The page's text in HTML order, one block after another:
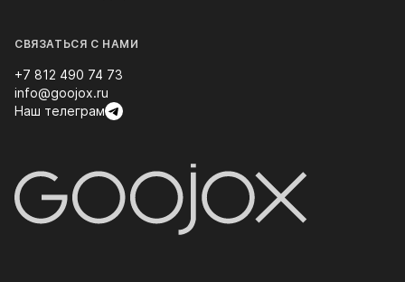
СВЯЗАТЬСЯ С НАМИ
+7 812 490 74 73
info@goojox.ru
Наш телеграм